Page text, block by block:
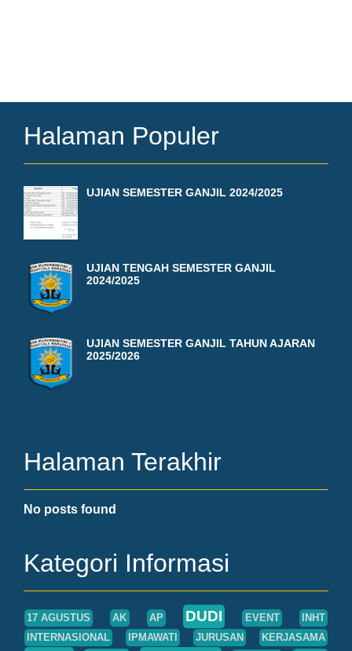
Halaman Populer
UJIAN SEMESTER GANJIL 2024/2025
UJIAN TENGAH SEMESTER GANJIL
2024/2025
UJIAN SEMESTER GANJIL TAHUN AJARAN
2025/2026
Halaman Terakhir
No posts found
Kategori Informasi
17 AGUSTUS AK AP DUDI EVENT
INHT
INTERNASIONAL
IPMAWATI JURUSAN KERJASAMA